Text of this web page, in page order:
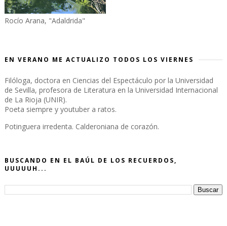
Rocío Arana, "Adaldrida"
EN VERANO ME ACTUALIZO TODOS LOS VIERNES
Filóloga, doctora en Ciencias del Espectáculo por la Universidad
de Sevilla, profesora de Literatura en la Universidad Internacional
de La Rioja (UNIR).
Poeta siempre y youtuber a ratos.
Potinguera irredenta. Calderoniana de corazón.
BUSCANDO EN EL BAÚL DE LOS RECUERDOS,
UUUUUH...